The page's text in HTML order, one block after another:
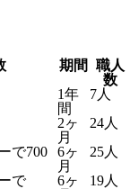
期間
職人
数
1年
間
7人
2ヶ
月
24人
で700
6ヶ
月
25人
で
6ヶ
19人